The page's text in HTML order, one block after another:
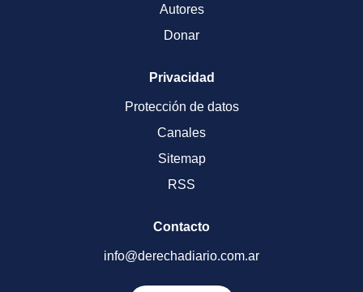
Autores
Donar
Privacidad
Protección de datos
Canales
Sitemap
RSS
Contacto
info@derechadiario.com.ar